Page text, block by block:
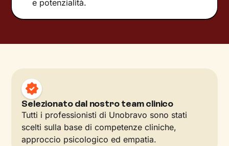
e potenzialità.
Selezionato dal nostro team clinico
Tutti i professionisti di Unobravo sono stati
scelti sulla base di competenze cliniche,
approccio psicologico ed empatia.